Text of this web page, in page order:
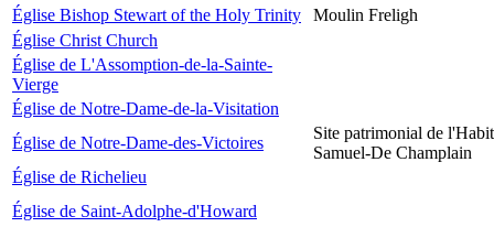
Église Bishop Stewart of the Holy Trinity
Moulin Freligh
Église Christ Church
Église de L'Assomption-de-la-Sainte-
Vierge
Église de Notre-Dame-de-la-Visitation
Église de Notre-Dame-des-Victoires
Site patrimonial de
Samuel-De Champlain
Église de Richelieu
Église de Saint-Adolphe-d'Howard